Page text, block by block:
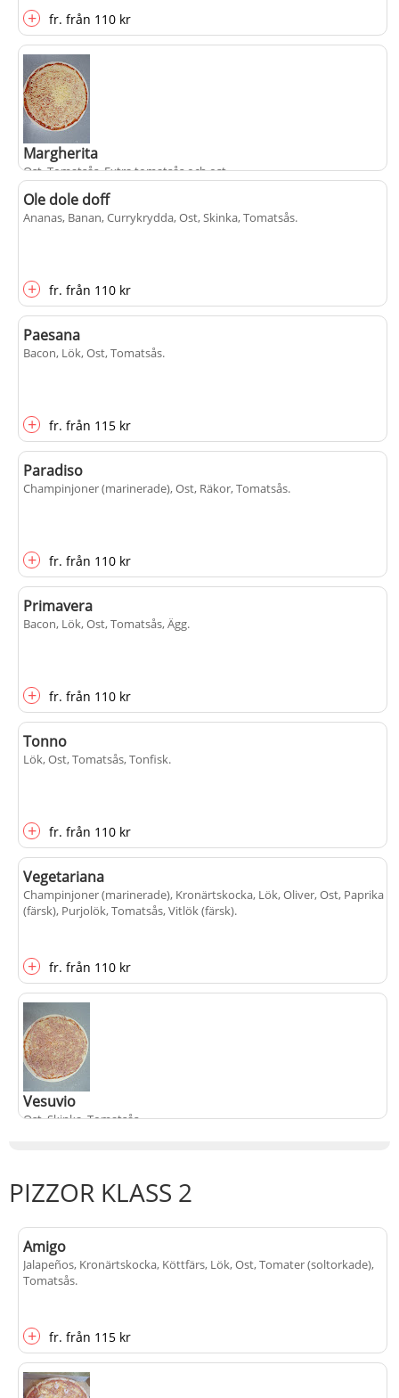
+ fr. från 110 kr
Margherita
Ost, Tomatsås. Extra tomatsås och ost
Ole dole doff
Ananas, Banan, Currykrydda, Ost, Skinka, Tomatsås.
+ fr. från 110 kr
Paesana
Bacon, Lök, Ost, Tomatsås.
+ fr. från 115 kr
Paradiso
Champinjoner (marinerade), Ost, Räkor, Tomatsås.
+ fr. från 110 kr
Primavera
Bacon, Lök, Ost, Tomatsås, Ägg.
+ fr. från 110 kr
Tonno
Lök, Ost, Tomatsås, Tonfisk.
+ fr. från 110 kr
Vegetariana
Champinjoner (marinerade), Kronärtskocka, Lök, Oliver, Ost, Paprika
(färsk), Purjolök, Tomatsås, Vitlök (färsk).
+ fr. från 110 kr
Vesuvio
Ost, Skinka, Tomatsås.
+ fr.från 110 kr populärt
PIZZOR KLASS 2
Amigo
Jalapeños, Kronärtskocka, Köttfärs, Lök, Ost, Tomater (soltorkade),
Tomatsås.
+ fr. från 115 kr